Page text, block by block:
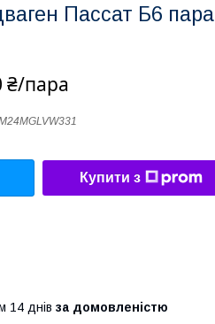
Пассат Б6 пара
₴/пара
Купити з
14 днів за домовленістю